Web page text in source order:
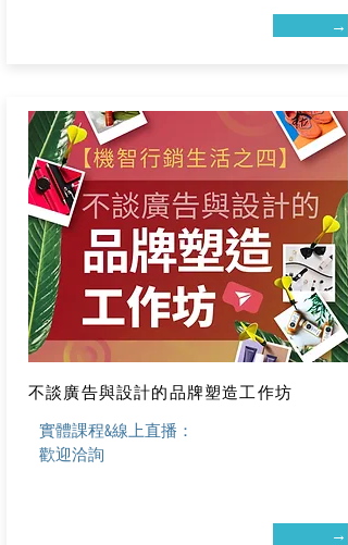
→
不談廣告與設計的品牌塑造工作坊
實體課程&線上直播：
歡迎洽詢
→